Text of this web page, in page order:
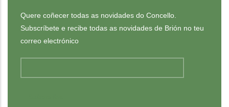
Quere coñecer todas as novidades do Concello.
Subscríbete e recibe todas as novidades de Brión no teu
correo electrónico